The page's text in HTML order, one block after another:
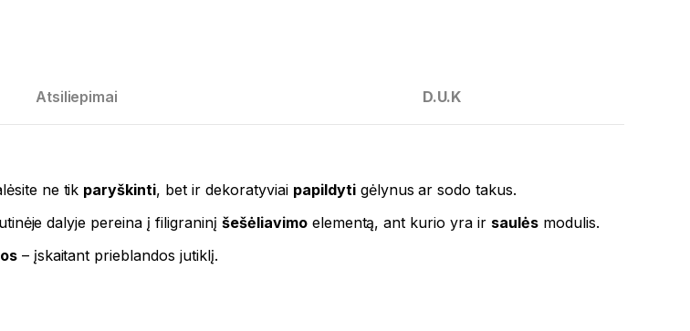
Atsiliepimai D.U.K
ne tik paryškinti, bet ir dekoratyviai papildytigėlynus ar sodo takus.
dalyje pereina į filigraninį šešėliavimoelementą, ant kurio yra ir saulės modulis.
– įskaitant prieblandos jutiklį.